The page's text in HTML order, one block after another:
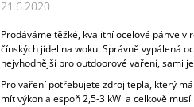
21.6.2020
Prodáváme těžké, kvalitní ocelové pánve
čínských jídel na woku. Správně vypálená
nejvhodnější pro outdoorové vaření, sami
Pro vaření potřebujete zdroj tepla, který
mít výkon alespoň 2,5-3 kW a celkově